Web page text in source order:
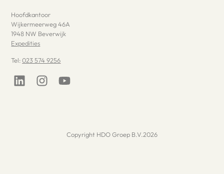
Hoofdkantoor
Wijkermeerweg 46A
1948 NW Beverwijk
Expedities
Tel:023 574 9256
Copyright HDO Groep B.V.2026